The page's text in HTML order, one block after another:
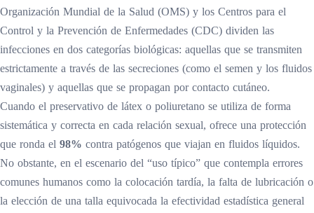
Organización Mundial de la Salud (OMS) y los Centros para el
Control y la Prevención de Enfermedades (CDC) dividen las
infecciones en dos categorías biológicas: aquellas que se transmiten
estrictamente a través de las secreciones (como el semen y los fluidos
vaginales) y aquellas que se propagan por contacto cutáneo.
Cuando el preservativo de látex o poliuretano se utiliza de forma
sistemática y correcta en cada relación sexual, ofrece una protección
que ronda el 98% contra patógenos que viajan en fluidos líquidos.
No obstante, en el escenario del “uso típico” que contempla errores
comunes humanos como la colocación tardía, la falta de lubricación o
la elección de una talla equivocada la efectividad estadística general